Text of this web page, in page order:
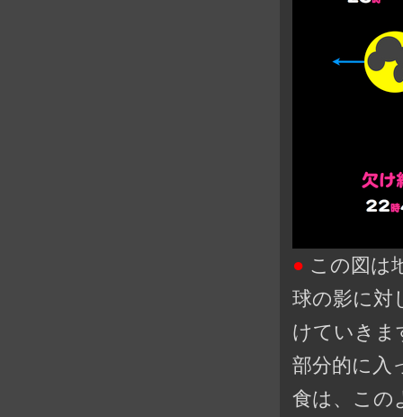
● この図は
球の影に対
けていきま
部分的に入
食は、この